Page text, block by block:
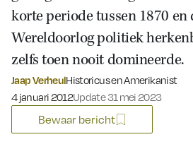
korte periode tussen 1870 en
Wereldoorlog politiek
zelfs toen nooit domineerde.
Jaap VerheulHistoricus en Amerikanist
Gepubliceerd op:
4 januari 2012Update 31 mei 2023
Bewaar bericht